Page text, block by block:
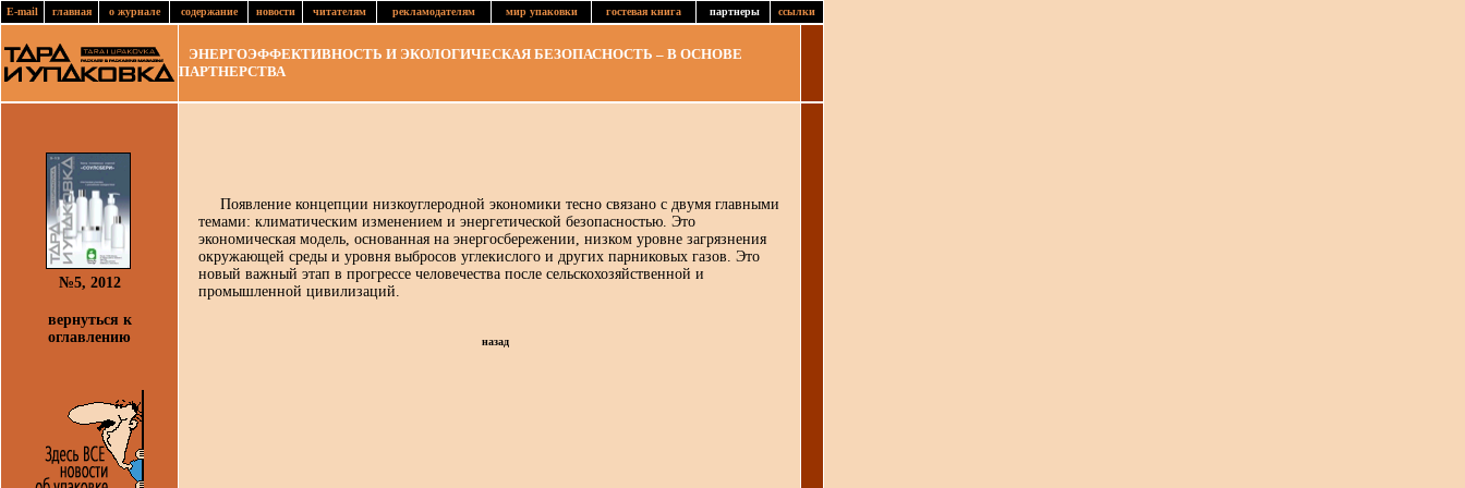
E-mail главная о журнале содержание новости читателям рекламодателям мир упаковки гостевая книга партнеры ссылки
ЭНЕРГОЭФФЕКТИВНОСТЬ И ЭКОЛОГИЧЕСКАЯ БЕЗОПАСНОСТЬ – В ОСНОВЕ
ПАРТНЕРСТВА
№5, 2012
вернуться к
оглавлению
Появление концепции низкоуглеродной экономики тесно связано с двумя главными
темами: климатическим изменением и энергетической безопасностью. Это
экономическая модель, основанная на энергосбережении, низком уровне загрязнения
окружающей среды и уровня выбросов углекислого и других парниковых газов. Это
новый важный этап в прогрессе человечества после сельскохозяйственной и
промышленной цивилизаций.
назад